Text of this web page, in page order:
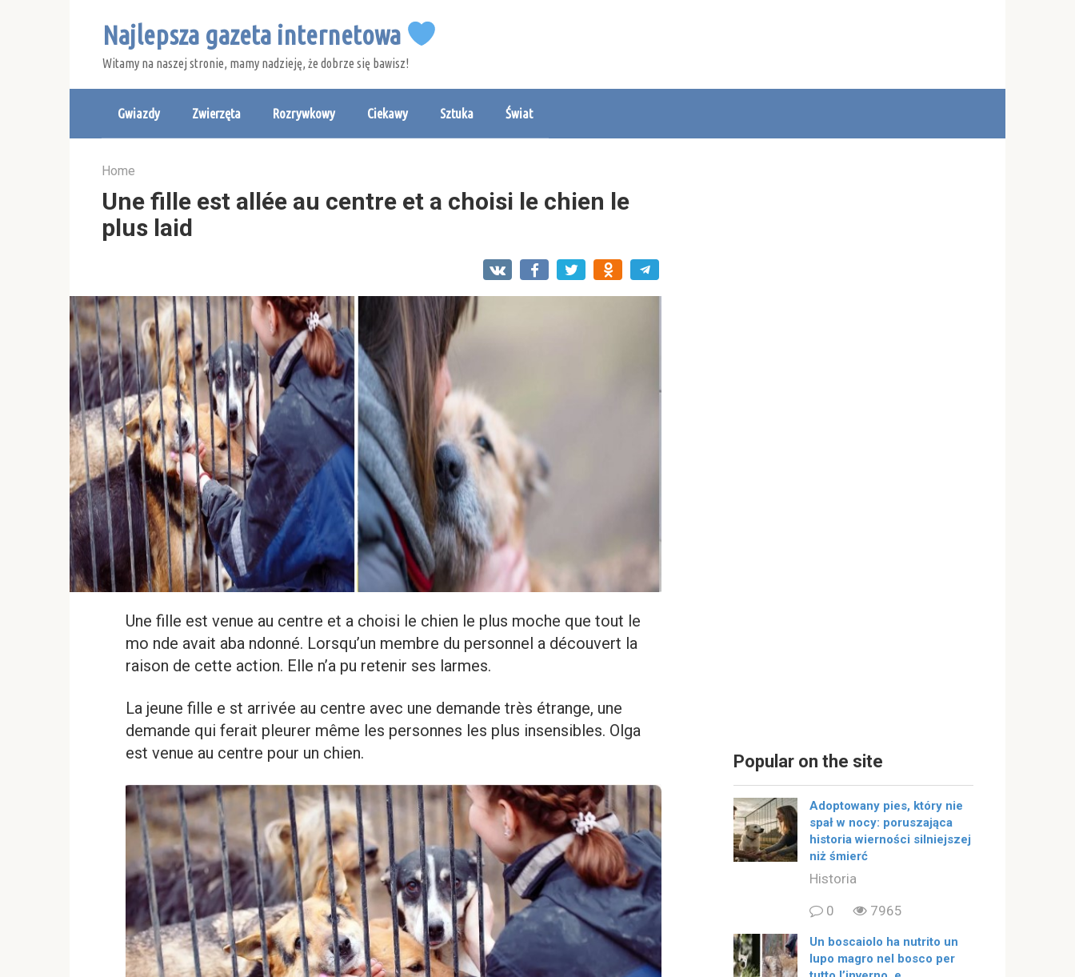
Najlepsza gazeta internetowa
Witamy na naszej stronie, mamy nadzieję, że dobrze się bawisz!
Gwiazdy Zwierzęta Rozrywkowy Ciekawy Sztuka Świat
Home
Une fille est allée au centre et a choisi le chien le
plus laid
Une fille est venue au centre et a choisi le chien le plus moche que tout le
mo nde avait aba ndonné. Lorsqu’un membre du personnel a découvert la
raison de cette action. Elle n’a pu retenir ses larmes.
La jeune fille e st arrivée au centre avec une demande très étrange, une
demande qui ferait pleurer même les personnes les plus insensibles. Olga
est venue au centre pour un chien.
Popular on the site
Adoptowany pies, który nie
spał w nocy: poruszająca
historia wierności silniejszej
niż śmierć
Historia
0
7965
Un boscaiolo ha nutrito un
lupo magro nel bosco per